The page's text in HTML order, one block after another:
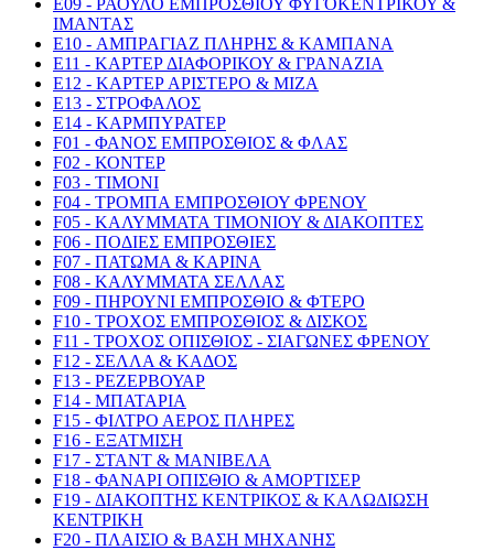
E09 - ΡΑΟΥΛΟ ΕΜΠΡΟΣΘΙΟΥ ΦΥΓΟΚΕΝΤΡΙΚΟΥ &
ΙΜΑΝΤΑΣ
E10 - ΑΜΠΡΑΓΙΑΖ ΠΛΗΡΗΣ & ΚΑΜΠΑΝΑ
E11 - ΚΑΡΤΕΡ ΔΙΑΦΟΡΙΚΟΥ & ΓΡΑΝΑΖΙΑ
E12 - ΚΑΡΤΕΡ ΑΡΙΣΤΕΡΟ & ΜΙΖΑ
E13 - ΣΤΡΟΦΑΛΟΣ
E14 - ΚΑΡΜΠΥΡΑΤΕΡ
F01 - ΦΑΝΟΣ ΕΜΠΡΟΣΘΙΟΣ & ΦΛΑΣ
F02 - ΚΟΝΤΕΡ
F03 - ΤΙΜΟΝΙ
F04 - ΤΡΟΜΠΑ ΕΜΠΡΟΣΘΙΟΥ ΦΡΕΝΟΥ
F05 - ΚΑΛΥΜΜΑΤΑ ΤΙΜΟΝΙΟΥ & ΔΙΑΚΟΠΤΕΣ
F06 - ΠΟΔΙΕΣ ΕΜΠΡΟΣΘΙΕΣ
F07 - ΠΑΤΩΜΑ & ΚΑΡΙΝΑ
F08 - ΚΑΛΥΜΜΑΤΑ ΣΕΛΛΑΣ
F09 - ΠΗΡΟΥΝΙ ΕΜΠΡΟΣΘΙΟ & ΦΤΕΡΟ
F10 - ΤΡΟΧΟΣ ΕΜΠΡΟΣΘΙΟΣ & ΔΙΣΚΟΣ
F11 - ΤΡΟΧΟΣ ΟΠΙΣΘΙΟΣ - ΣΙΑΓΩΝΕΣ ΦΡΕΝΟΥ
F12 - ΣΕΛΛΑ & ΚΑΔΟΣ
F13 - ΡΕΖΕΡΒΟΥΑΡ
F14 - ΜΠΑΤΑΡΙΑ
F15 - ΦΙΛΤΡΟ ΑΕΡΟΣ ΠΛΗΡΕΣ
F16 - ΕΞΑΤΜΙΣΗ
F17 - ΣΤΑΝΤ & ΜΑΝΙΒΕΛΑ
F18 - ΦΑΝΑΡΙ ΟΠΙΣΘΙΟ & ΑΜΟΡΤΙΣΕΡ
F19 - ΔΙΑΚΟΠΤΗΣ ΚΕΝΤΡΙΚΟΣ & ΚΑΛΩΔΙΩΣΗ
ΚΕΝΤΡΙΚΗ
F20 - ΠΛΑΙΣΙΟ & ΒΑΣΗ ΜΗΧΑΝΗΣ